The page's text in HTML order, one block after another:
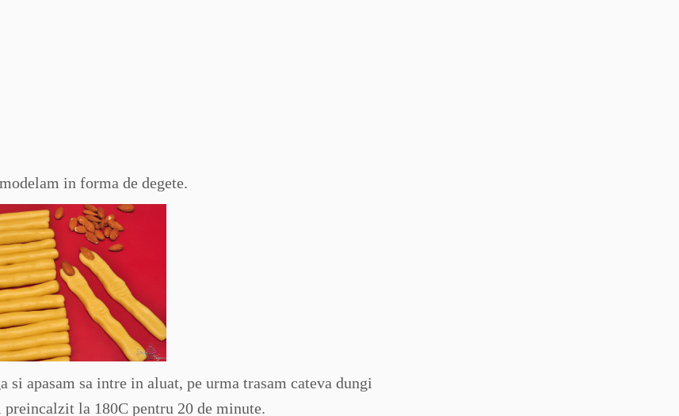
in forma de degete.
apasam sa intre in aluat, pe urma trasam cateva dungi
la 180C pentru 20 de minute.